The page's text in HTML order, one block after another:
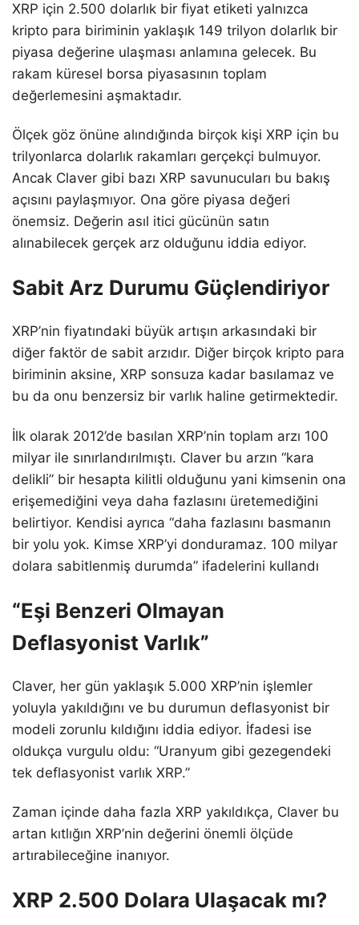
XRP için 2.500 dolarlık bir fiyat etiketi yalnızca
kripto para biriminin yaklaşık 149 trilyon dolarlık bir
piyasa değerine ulaşması anlamına gelecek. Bu
rakam küresel borsa piyasasının toplam
değerlemesini aşmaktadır.
Ölçek göz önüne alındığında birçok kişi XRP için bu
trilyonlarca dolarlık rakamları gerçekçi bulmuyor.
Ancak Claver gibi bazı XRP savunucuları bu bakış
açısını paylaşmıyor. Ona göre piyasa değeri
önemsiz. Değerin asıl itici gücünün satın
alınabilecek gerçek arz olduğunu iddia ediyor.
Sabit Arz Durumu Güçlendiriyor
XRP’nin fiyatındaki büyük artışın arkasındaki bir
diğer faktör de sabit arzıdır. Diğer birçok kripto para
biriminin aksine, XRP sonsuza kadar basılamaz ve
bu da onu benzersiz bir varlık haline getirmektedir.
İlk olarak 2012’de basılan XRP’nin toplam arzı 100
milyar ile sınırlandırılmıştı. Claver bu arzın “kara
delikli” bir hesapta kilitli olduğunu yani kimsenin ona
erişemediğini veya daha fazlasını üretemediğini
belirtiyor. Kendisi ayrıca “daha fazlasını basmanın
bir yolu yok. Kimse XRP’yi donduramaz. 100 milyar
dolara sabitlenmiş durumda” ifadelerini kullandı
“Eşi Benzeri Olmayan
Deflasyonist Varlık”
Claver, her gün yaklaşık 5.000 XRP’nin işlemler
yoluyla yakıldığını ve bu durumun deflasyonist bir
modeli zorunlu kıldığını iddia ediyor. İfadesi ise
oldukça vurgulu oldu: “Uranyum gibi gezegendeki
tek deflasyonist varlık XRP.”
Zaman içinde daha fazla XRP yakıldıkça, Claver bu
artan kıtlığın XRP’nin değerini önemli ölçüde
artırabileceğine inanıyor.
XRP 2.500 Dolara Ulaşacak mı?